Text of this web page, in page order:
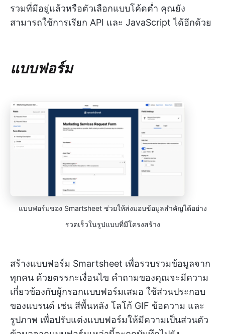
รวมที่มีอยู่แล้วหรือตัวเลือกแบบโค้ดต่ำ คุณยัง
สามารถใช้การเรียก API และ JavaScript ได้อีกด้วย
แบบฟอร์ม
แบบฟอร์มของ Smartsheet ช่วยให้ส่งมอบข้อมูลสำคัญได้อย่าง
รวดเร็วในรูปแบบที่มีโครงสร้าง
สร้างแบบฟอร์ม Smartsheet เพื่อรวบรวมข้อมูลจาก
ทุกคน ด้วยตรรกะเงื่อนไข คำถามของคุณจะมีความ
เกี่ยวข้องกับผู้กรอกแบบฟอร์มเสมอ ใช้ส่วนประกอบ
ของแบรนด์ เช่น สีพื้นหลัง โลโก้ GIF ข้อความ และ
รูปภาพ เพื่อปรับแต่งแบบฟอร์มให้มีความเป็นส่วนตัว